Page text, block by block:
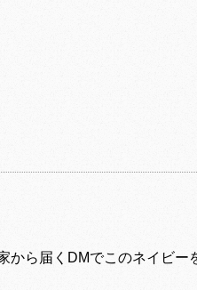
ら届くDMでこのネイビ